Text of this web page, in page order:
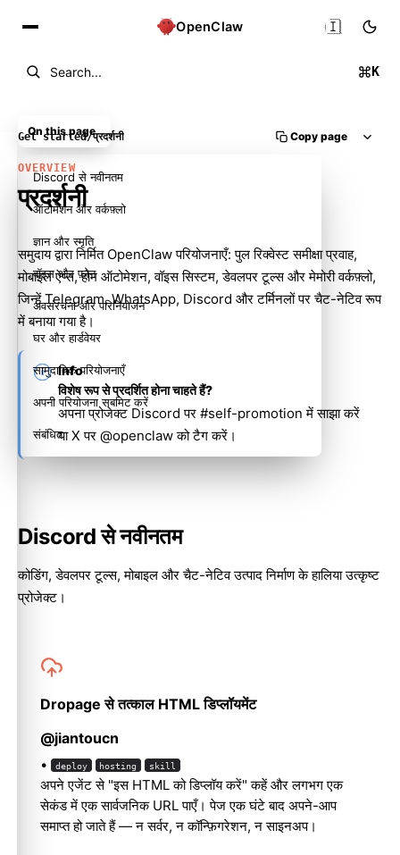
OpenClaw
Search... K
🇮🇳
Get started/प्रदर्शनी Copy page
OVERVIEW
प्रदर्शनी
समुदाय द्वारा निर्मित OpenClaw परियोजनाएँ: पुल रिक्वेस्ट समीक्षा प्रवाह,
मोबाइल ऐप्स, होम ऑटोमेशन, वॉइस सिस्टम, डेवलपर टूल्स और मेमोरी वर्कफ़्लो,
जिन्हें Telegram, WhatsApp, Discord और टर्मिनलों पर चैट-नेटिव रूप
में बनाया गया है।
Info
विशेष रूप से प्रदर्शित होना चाहते हैं?
अपना प्रोजेक्ट Discord पर #self-promotion में साझा करें
याX पर @openclaw को टैग करें ।
Discord से नवीनतम
कोडिंग, डेवलपर टूल्स, मोबाइल और चैट-नेटिव उत्पाद निर्माण के हालिया उत्कृष्ट
प्रोजेक्ट।
Dropage से तत्काल HTML डिप्लॉयमेंट
@jiantoucn
• deploy hosting skill
अपने एजेंट से "इस HTML को डिप्लॉय करें" कहें और लगभग एक
सेकंड में एक सार्वजनिक URL पाएँ। पेज एक घंटे बाद अपने-आप
समाप्त हो जाते हैं — न सर्वर, न कॉन्फ़िगरेशन, न साइनअप।
On this page
Discord से नवीनतम
ऑटोमेशन और वर्कफ़्लो
ज्ञान और स्मृति
वॉइस और फ़ोन
अवसंरचना और परिनियोजन
घर और हार्डवेयर
सामुदायिक परियोजनाएँ
अपनी परियोजना सबमिट करें
संबंधित